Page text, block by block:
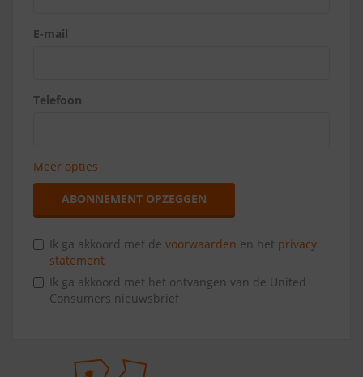
E-mail
Telefoon
Meer opties
ABONNEMENT OPZEGGEN
Ik ga akkoord met de voorwaarden en het privacy
statement
Ik ga akkoord met het ontvangen van de United
Consumers nieuwsbrief